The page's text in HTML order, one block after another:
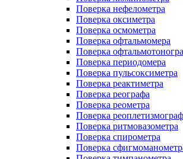
Поверка нефелометра
Поверка оксиметра
Поверка осмометра
Поверка офтальмомера
Поверка
Поверка периодомера
Поверка пульсоксиметра
Поверка реактиметра
Поверка реографа
Поверка реометра
Поверка
Поверка ритмовазометра
Поверка спирометра
Поверка